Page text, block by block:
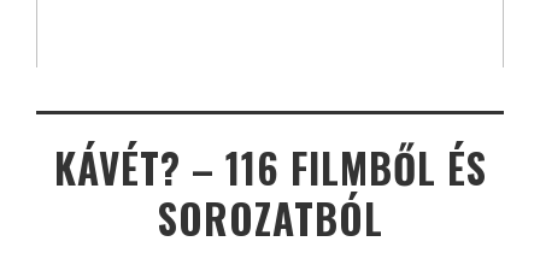
KÁVÉT? – 116 FILMBŐL ÉS
SOROZATBÓL